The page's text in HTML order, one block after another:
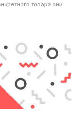
товара они